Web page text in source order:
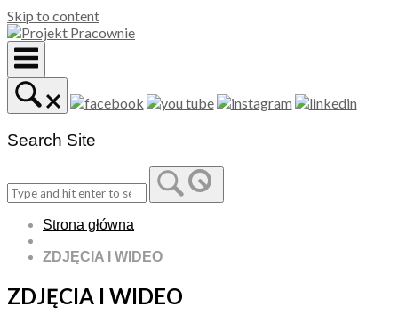
Skip to content
Search Site
Strona główna
ZDJĘCIA I WIDEO
ZDJĘCIA I WIDEO